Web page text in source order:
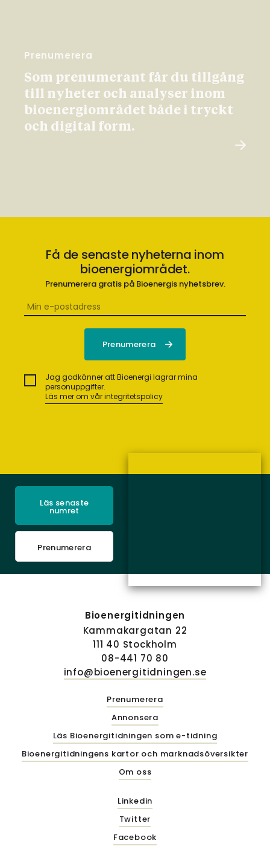
Prenumerera
Som prenumerant får du tillgång
till nyheter och analyser inom
bioenergiområdet både i tryckt
och digital form.
Få de senaste nyheterna inom
bioenergiområdet.
Prenumerera gratis på Bioenergis nyhetsbrev.
Jag godkänner att Bioenergi lagrar mina
personuppgifter.
Läs mer om vår integritetspolicy
Läs senaste
numret
Prenumerera
Bioenergitidningen
Kammakargatan 22
111 40 Stockholm
08-441 70 80
info@bioenergitidningen.se
Prenumerera
Annonsera
Läs Bioenergitidningen som e-tidning
Bioenergitidningens kartor och marknadsöversikter
Om oss
Linkedin
Twitter
Facebook